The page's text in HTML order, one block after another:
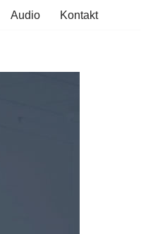
Audio Kontakt